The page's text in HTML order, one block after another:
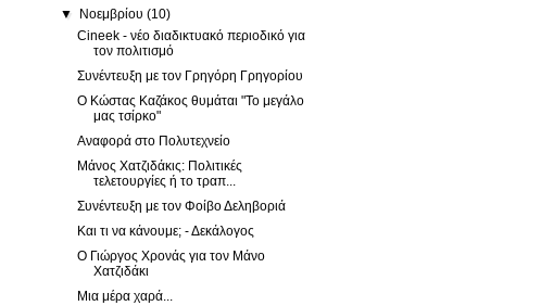
▼ Νοεμβρίου(10)
Cineek - νέο διαδικτυακό περιοδικό για
τον πολιτισμό
Συνέντευξη με τον Γρηγόρη Γρηγορίου
Ο Κώστας Καζάκος θυμάται "Το μεγάλο
μας τσίρκο"
Αναφορά στο Πολυτεχνείο
Μάνος Χατζιδάκις: Πολιτικές
τελετουργίες ή το τραπ...
Συνέντευξη με τον Φοίβο Δεληβοριά
Και τι να κάνουμε; - Δεκάλογος
Ο Γιώργος Χρονάς για τον Μάνο
Χατζιδάκι
Μια μέρα χαρά...